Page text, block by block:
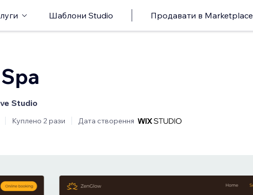
Шаблони Studio Продавати в Marketplace
Studio
Куплено 2 рази Дата створення